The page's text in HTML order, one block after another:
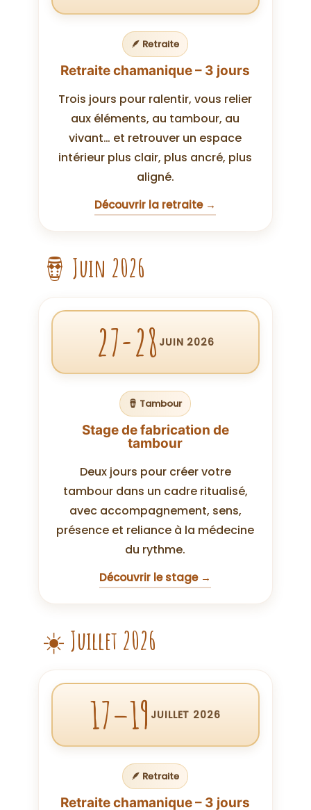
🪶 Retraite
Retraite chamanique – 3 jours
Trois jours pour ralentir, vous relier
aux éléments, au tambour, au
vivant… et retrouver un espace
intérieur plus clair, plus ancré, plus
aligné.
Découvrir la retraite →
🪘 Juin 2026
27-28 JUIN 2026
🪘 Tambour
Stage de fabrication de
tambour
Deux jours pour créer votre
tambour dans un cadre ritualisé,
avec accompagnement, sens,
présence et reliance à la médecine
du rythme.
Découvrir le stage →
☀️ Juillet 2026
17–19 JUILLET 2026
🪶 Retraite
Retraite chamanique – 3 jours